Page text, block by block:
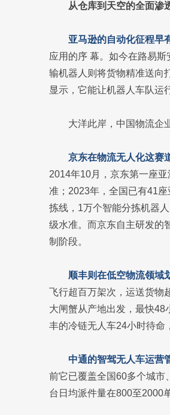
从仓库到天空的全面渗
亚马逊的自动化征程早
应用的序 幕。如今在路易
输机器人则将货物精准送向
显示，它能让机器人车队运
大洋此岸，中国物流企
京东在物流无人化这赛
2014年10月，京东第一座
准；2023年，全国已有41
拣线，1万个智能分拣机器
级水准。而京东自主研发的
制阶段。
顺丰则在低空物流领域
飞行超百万架次，运送货物
大闸蟹从产地出发，最快48
丰的冷链无人车24小时待命
中通的智驾无人车运营
前它已覆盖全国60多个城市
台日均派件量在800至2000